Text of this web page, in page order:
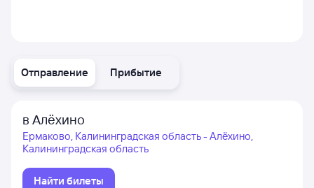
Отправление Прибытие
в Алёхино
Ермаково, Калининградская область - Алёхино,
Калининградская область
Найти билеты